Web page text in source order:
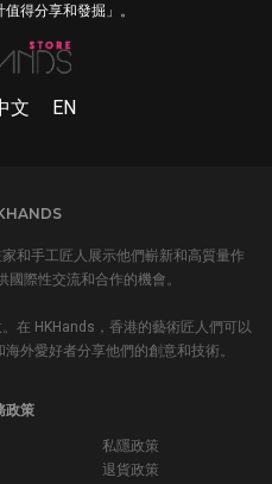
得分享和發掘」。
文 EN
和手工匠人展示他們嶄新和高質量作
際性交流和合作的機會。
在 HKHands，香港的藝術匠人們可以
外愛好者分享他們的創意和技術。
政策
私隱政策
退貨政策